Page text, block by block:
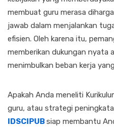
membuat guru merasa
jawab dalam menjalankan
efisien. Oleh karena itu,
memberikan dukungan nyata
menimbulkan beban kerja
Apakah Anda meneliti
guru, atau strategi
IDSCIPUBsiap membantu